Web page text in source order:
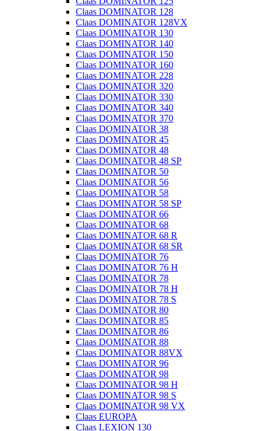
Claas DOMINATOR 128
Claas DOMINATOR 128VX
Claas DOMINATOR 130
Claas DOMINATOR 140
Claas DOMINATOR 150
Claas DOMINATOR 160
Claas DOMINATOR 228
Claas DOMINATOR 320
Claas DOMINATOR 330
Claas DOMINATOR 340
Claas DOMINATOR 370
Claas DOMINATOR 38
Claas DOMINATOR 45
Claas DOMINATOR 48
Claas DOMINATOR 48 SP
Claas DOMINATOR 50
Claas DOMINATOR 56
Claas DOMINATOR 58
Claas DOMINATOR 58 SP
Claas DOMINATOR 66
Claas DOMINATOR 68
Claas DOMINATOR 68 R
Claas DOMINATOR 68 SR
Claas DOMINATOR 76
Claas DOMINATOR 76 H
Claas DOMINATOR 78
Claas DOMINATOR 78 H
Claas DOMINATOR 78 S
Claas DOMINATOR 80
Claas DOMINATOR 85
Claas DOMINATOR 86
Claas DOMINATOR 88
Claas DOMINATOR 88VX
Claas DOMINATOR 96
Claas DOMINATOR 98
Claas DOMINATOR 98 H
Claas DOMINATOR 98 S
Claas DOMINATOR 98 VX
Claas EUROPA
Claas LEXION 130